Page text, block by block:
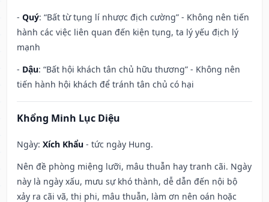
- Quý: “Bất từ tụng lí nhược địch cường” - Không nên tiến
hành các việc liên quan đến kiện tụng, ta lý yếu địch lý
mạnh
- Dậu: “Bất hội khách tân chủ hữu thương” - Không nên
tiến hành hội khách để tránh tân chủ có hại
Khổng Minh Lục Diệu
Ngày: Xích Khẩu - tức ngày Hung.
Nên đề phòng miệng lưỡi, mâu thuẫn hay tranh cãi. Ngày
này là ngày xấu, mưu sự khó thành, dễ dẫn đến nội bộ
xảy ra cãi vã, thị phi, mâu thuẫn, làm ơn nên oán hoặc